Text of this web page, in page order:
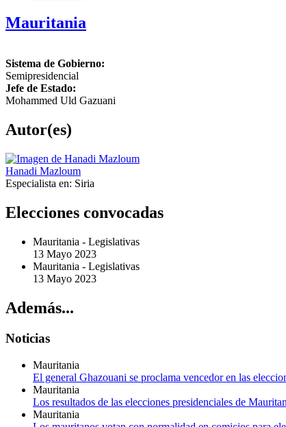
Mauritania
Sistema de Gobierno:
Semipresidencial
Jefe de Estado:
Mohammed Uld Gazuani
Autor(es)
Hanadi Mazloum
Especialista en: Siria
Elecciones convocadas
Mauritania - Legislativas
13 Mayo 2023
Mauritania - Legislativas
13 Mayo 2023
Además...
Noticias
Mauritania
El general Ghazouani se proclama vencedor en las
Mauritania
Los resultados de las elecciones presidenciales de
Mauritania